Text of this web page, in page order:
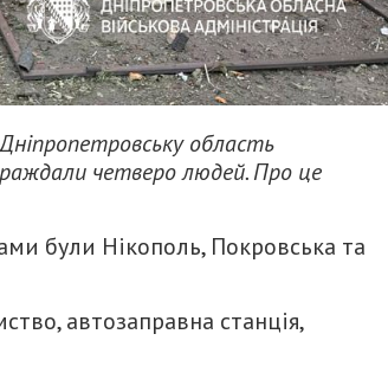
область
четверо людей. Про це
були Нікополь, Покровська та
автозаправна станція,